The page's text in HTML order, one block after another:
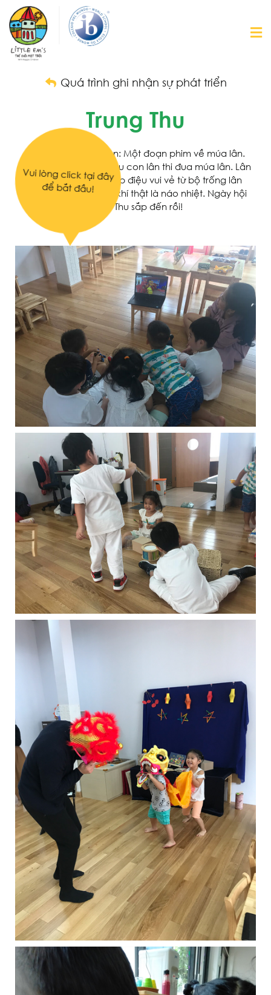
Quá trình ghi nhận sự phát triển
Trung Thu
Provocation đầu tiên: Một đoạn phim về múa lân.
Chúng ta đã xem nhiều con lân thi đua múa lân. Lân
nhảy theo những nhịp điệu vui vẻ từ bộ trống lân
truyền thống. Không khí thật là náo nhiệt. Ngày hội
Trung Thu sắp đến rồi!
Vui l
òn
g
cli
ck t
ại
đ
ây
đ
ể
b
ắt
đ
ầu!